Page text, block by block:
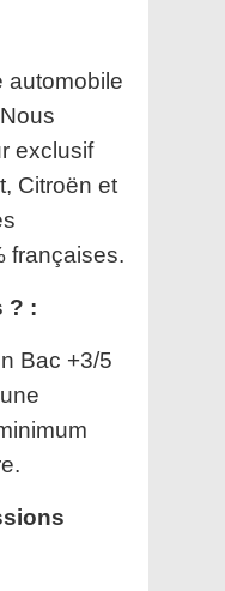
automobile
exclusif
Citroën et
françaises.
? :
Bac +3/5